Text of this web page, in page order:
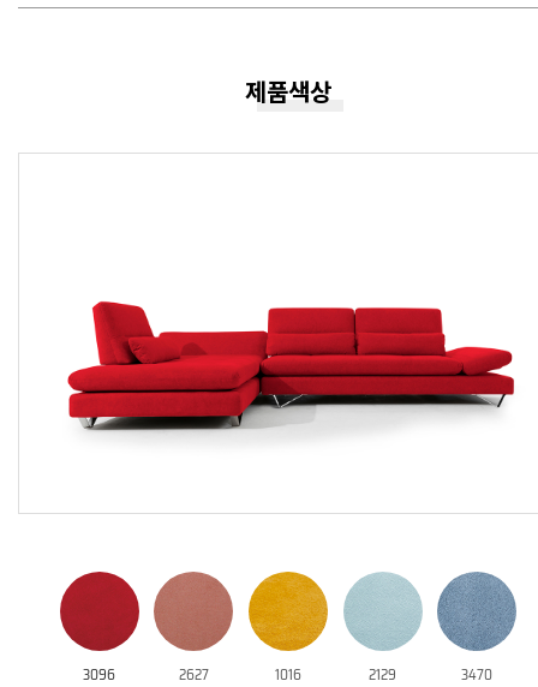
제품색상
3096 2627 1016 2129 3470